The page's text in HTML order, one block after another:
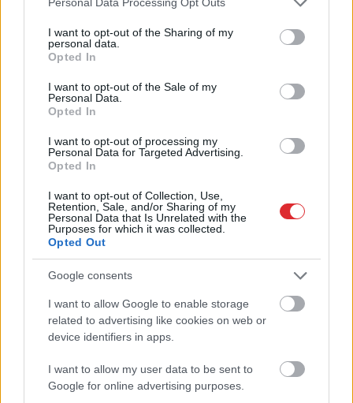
not limited to your visit or usage behaviour. You may click to
grant or deny consent to Google and its third-party tags to
use your data for below specified purposes in below Google
consent section.
I want to opt-out of the Sharing of my
personal data.
Opted In
I want to opt-out of the Sale of my
Personal Data.
Opted In
I want to opt-out of processing my
Personal Data for Targeted Advertising.
Opted In
I want to opt-out of Collection, Use,
Retention, Sale, and/or Sharing of my
Personal Data that Is Unrelated with the
Purposes for which it was collected.
Opted Out
Google consents
I want to allow Google to enable storage
related to advertising like cookies on web or
device identifiers in apps.
I want to allow my user data to be sent to
Google for online advertising purposes.
grābekļa
diploma, darba un
izbijis slepkava!? Vai
tiešām jebkurš var
kandidēt Saeimas
vēlēšanās, skaidro
advokāts
FOTO.
normāli?” Guntars
veikalā nopērk tomātu,
taču, pārgriežot to uz
Atcelt Ziņot